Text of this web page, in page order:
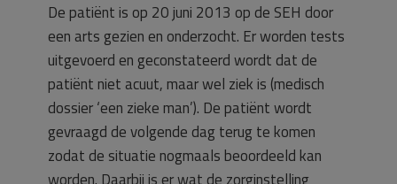
De patiënt is op 20 juni 2013 op de SEH door
een arts gezien en onderzocht. Er worden tests
uitgevoerd en geconstateerd wordt dat de
patiënt niet acuut, maar wel ziek is (medisch
dossier ‘een zieke man’). De patiënt wordt
gevraagd de volgende dag terug te komen
zodat de situatie nogmaals beoordeeld kan